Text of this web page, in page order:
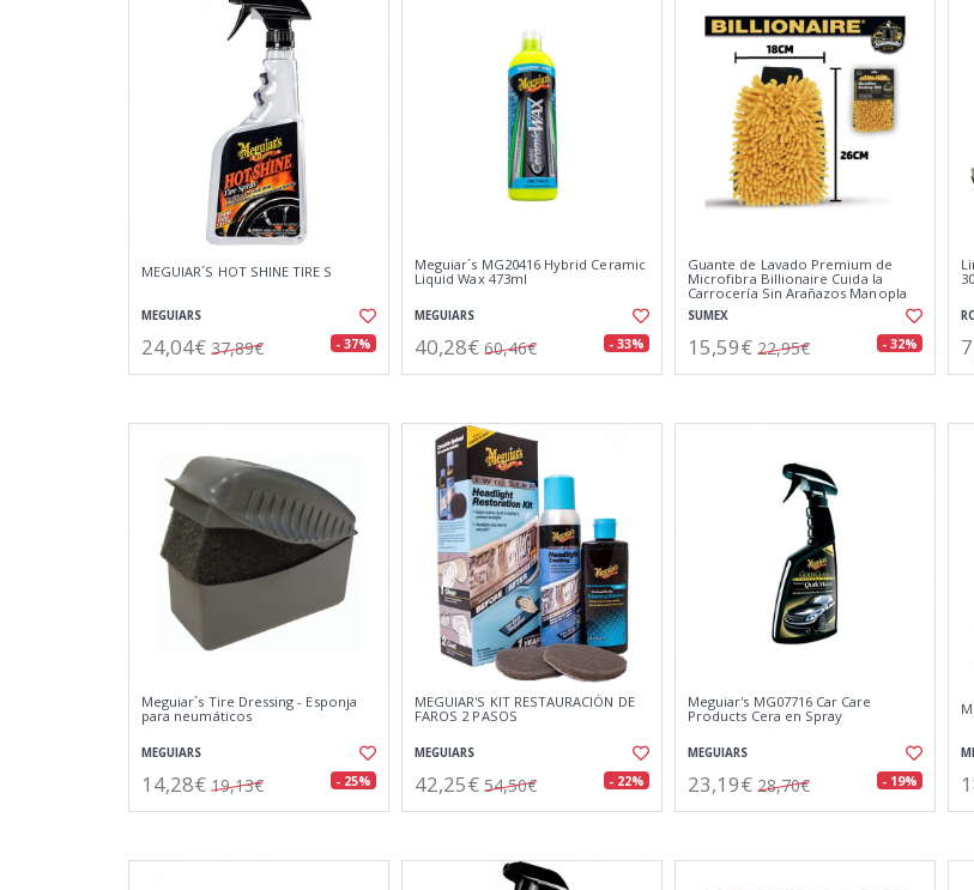
MEGUIAR´S HOT SHINE TIRE S
MEGUIARS
24,04€ 37,89€ - 37%
Meguiar´s MG20416 Hybrid Ceramic
Liquid Wax 473ml
MEGUIARS
40,28€ 60,46€ - 33%
Guante de Lavado Premium de
Microfibra Billionaire Cuida la
Carrocería Sin Arañazos Manopla
de Secado y Lavado 26x18 cm
SUMEX
15,59€ 22,95€ - 32%
Meguiar´s Tire Dressing - Esponja
para neumáticos
MEGUIARS
14,28€ 19,13€ - 25%
MEGUIAR'S KIT RESTAURACIÓN DE
FAROS 2 PASOS
MEGUIARS
42,25€ 54,50€ - 22%
Meguiar's MG07716 Car Care
Products Cera en Spray
MEGUIARS
23,19€ 28,70€ - 19%